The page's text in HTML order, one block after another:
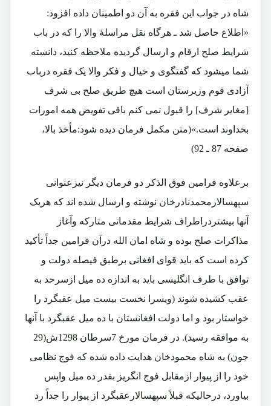
شاه در جواب این فقره به آن دو اطمینان داده افزود:
«اطلاع حاصل شد ـ هرگاه نقل مراسلۀ والا را که در باب
شرایط صلح ارقام و ارسال گردیده ملاحظه کنید، دانسته
شما میشود که گفتگوی و خیال و فکر والا یک فقره درباب
آزادی قوم وزیرستان است هیچ طریق صلح بی شرف
[مغایر شرف] را قبول نمی کنم باقی تفویض همه امورات
بخداوند است.»(متن مکمل فرمان دیده شود:مأخذ بالا،
صفحه 87 ـ 92)
برعلاوه فرامین فوق الذکر دو فرمان دیگر نیزعنوانی
سپهسالارمحمدنادرخان نوشته و ارسال شده اند که هریک
آنها بیشتردراطراف شرایط مقدماتی متارکه وآغاز
مذاکرات صلح بوده و شاه امان الله درآن فرامین جداً تأکید
کرده است که باید قوای افغانی برطبق فیصله دولت و
توافق با طرف انگلیسی باید به اندازه ده میل ازسرحد به
عقب کشیده شوند (ویسرا نخست بیست میل عقبگرد را
خواستار بود و اما دولت افغانستان با ده میل عقبگرد با آنها
به موافقه رسید). در فرمان مورخ 7سرطان 1298ش(29
جون) به شاه محمودخان هدایت داده شده که فوج نظامی
خود را از پیوار ازمقابل فوج انگریز بقدر ده میل واپس
بیاورد، درحالیکه قبلاً سپهسالارعقبگرد از پیوار را جداً رد